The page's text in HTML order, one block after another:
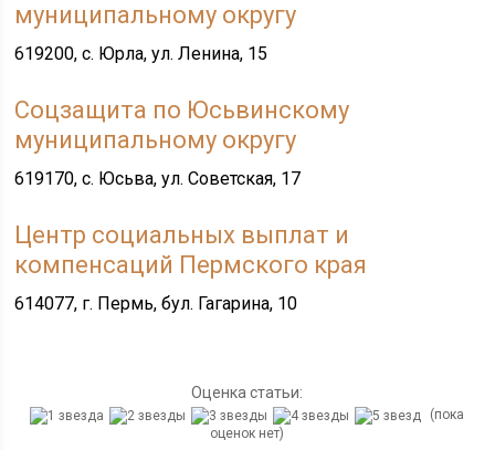
муниципальному округу
619200, с. Юрла, ул. Ленина, 15
Соцзащита по Юсьвинскому
муниципальному округу
619170, с. Юсьва, ул. Советская, 17
Центр социальных выплат и
компенсаций Пермского края
614077, г. Пермь, бул. Гагарина, 10
Оценка статьи:
(пока
оценок нет)